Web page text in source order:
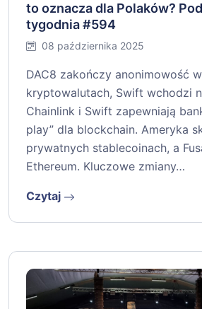
to oznacza dla Polaków?
tygodnia #594
08 października 2025
DAC8 zakończy anonimowość w
kryptowalutach, Swift wchodzi
Chainlink i Swift zapewniają
play” dla blockchain. Ameryka
prywatnych stablecoinach, a
Ethereum. Kluczowe zmiany…
Czytaj